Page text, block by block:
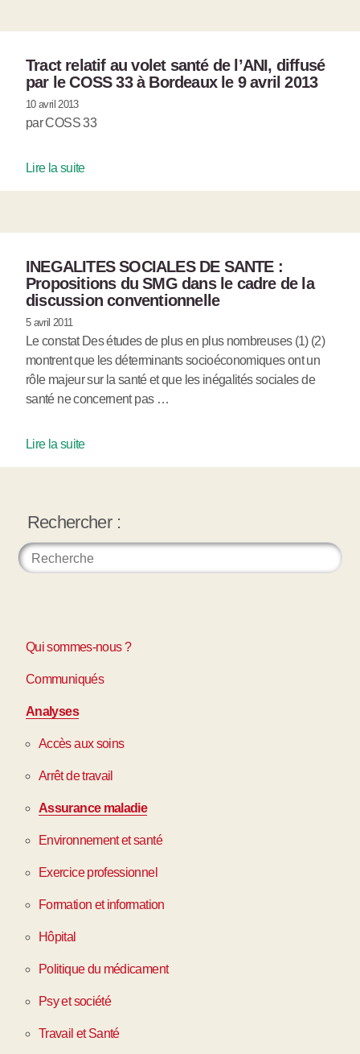
Tract relatif au volet santé de l’ANI, diffusé
par le COSS 33 à Bordeaux le 9 avril 2013
10 avril 2013
par COSS 33
Lire la suite
INEGALITES SOCIALES DE SANTE :
Propositions du SMG dans le cadre de la
discussion conventionnelle
5 avril 2011
Le constat Des études de plus en plus nombreuses (1) (2)
montrent que les déterminants socioéconomiques ont un
rôle majeur sur la santé et que les inégalités sociales de
santé ne concernent pas …
Lire la suite
Rechercher :
Qui sommes-nous ?
Communiqués
Analyses
Accès aux soins
Arrêt de travail
Assurance maladie
Environnement et santé
Exercice professionnel
Formation et information
Hôpital
Politique du médicament
Psy et société
Travail et Santé